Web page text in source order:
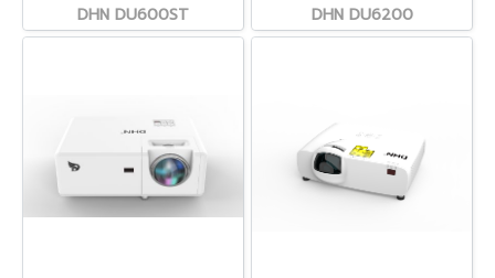
DHN DU600ST DHN DU6200